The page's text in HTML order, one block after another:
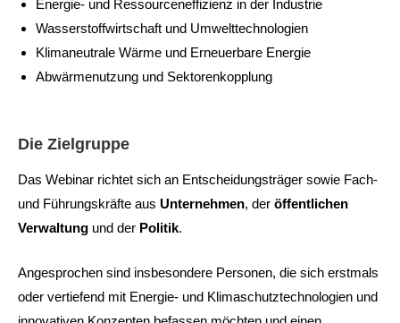
Energie- und Ressourceneffizienz in der Industrie​
Wasserstoffwirtschaft und Umwelttechnologien​
Klimaneutrale Wärme und Erneuerbare Energie​
Abwärmenutzung und Sektorenkopplung​
Die Zielgruppe
Das Webinar richtet sich an Entscheidungsträger sowie Fach-
und Führungskräfte aus Unternehmen, der öffentlichen
Verwaltung und der Politik. ​
Angesprochen sind insbesondere Personen, die sich erstmals
oder vertiefend mit Energie- und Klimaschutztechnologien und